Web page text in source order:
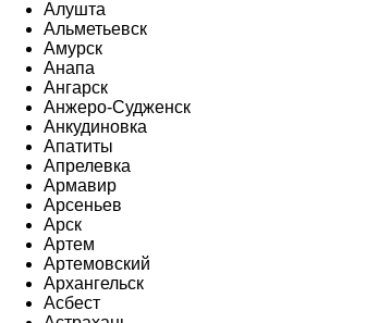
Алушта
Альметьевск
Амурск
Анапа
Ангарск
Анжеро-Судженск
Анкудиновка
Апатиты
Апрелевка
Армавир
Арсеньев
Арск
Артем
Артемовский
Архангельск
Асбест